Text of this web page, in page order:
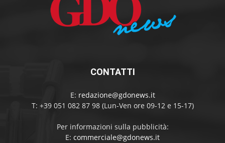
CONTATTI
E: redazione@gdonews.it
T: +39 051 082 87 98 (Lun-Ven ore 09-12 e 15-17)
Per informazioni sulla pubblicità:
E: commerciale@gdonews.it